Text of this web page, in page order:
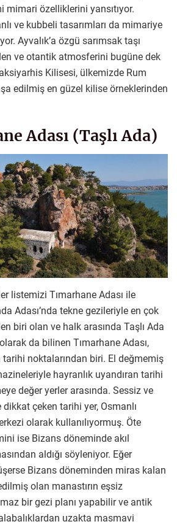
mimari özelliklerini yansıtıyor.
ve kubbeli tasarımları da mimariye
Ayvalık’a özgü sarımsak taşı
ve otantik atmosferini bugüne dek
Kilisesi, ülkemizde Rum
edilmiş en güzel kilise örneklerinden
Adası (Taşlı Ada)
listemizi Tımarhane Adası ile
Adası’nda tekne gezileriyle en çok
biri olan ve halk arasında Taşlı Ada
da bilinen Tımarhane Adası,
tarihi noktalarından biri. El değmemiş
hayranlık uyandıran tarihi
değer yerler arasında. Sessiz ve
çeken tarihi yer, Osmanlı
olarak kullanılıyormuş. Öte
ise Bizans döneminde akıl
aldığı söyleniyor. Eğer
Bizans döneminden miras kalan
olan manastırın eşsiz
bir gezi planı yapabilir ve antik
uzakta masmavi